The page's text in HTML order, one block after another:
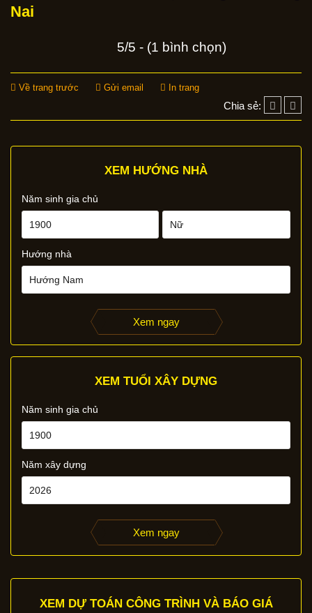
Nai
5/5 - (1 bình chọn)
Về trang trước Gửi email In trang
Chia sẻ:
XEM HƯỚNG NHÀ
Năm sinh gia chủ
Hướng nhà
Xem ngay
XEM TUỔI XÂY DỰNG
Năm sinh gia chủ
Năm xây dựng
Xem ngay
XEM DỰ TOÁN CÔNG TRÌNH VÀ BÁO GIÁ